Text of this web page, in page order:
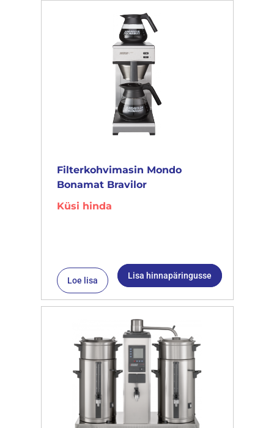
Filterkohvimasin Mondo
Bonamat Bravilor
Küsi hinda
Loe lisa Lisa hinnapäringusse